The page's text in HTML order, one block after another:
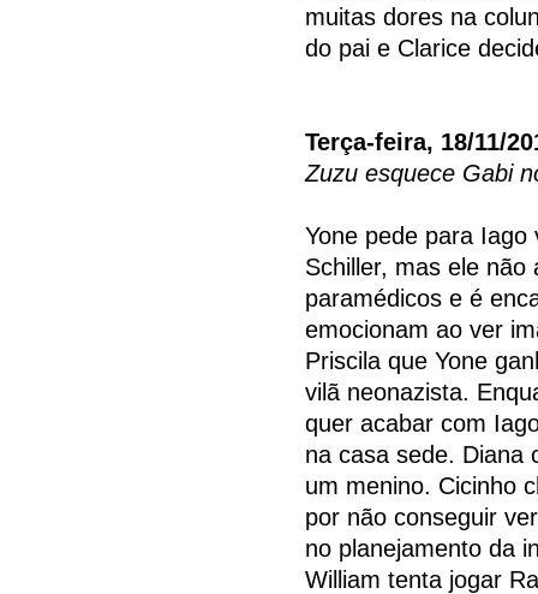
muitas dores na
do pai e Clarice
Terça-feira, 18/11/
Zuzu esquece Gabi
Yone pede para
Schiller, mas ele não
paramédicos e é
emocionam ao ver
Priscila que Yone
vilã neonazista.
quer acabar com
na casa sede. Diana
um menino. Cicinho
por não conseguir
no planejamento da
William tenta jogar